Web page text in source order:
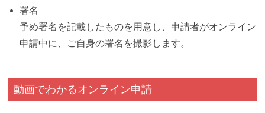
署名
予め署名を記載したものを用意し、申請者がオンライン
申請中に、ご自身の署名を撮影します。
動画でわかるオンライン申請